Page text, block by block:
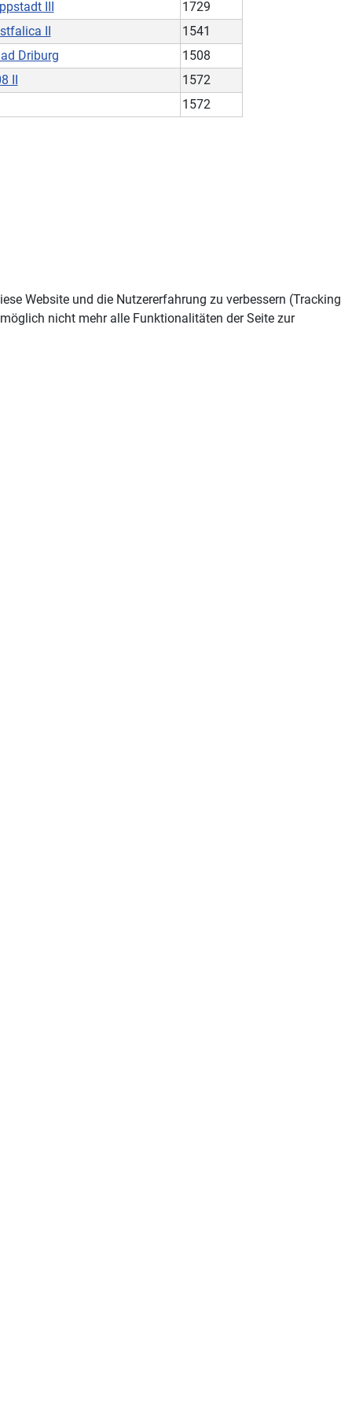
III
1729
II
1541
Driburg
1508
II
1572
1572
Website und die Nutzererfahrung zu verbessern (Tracking
nicht mehr alle Funktionalitäten der Seite zur